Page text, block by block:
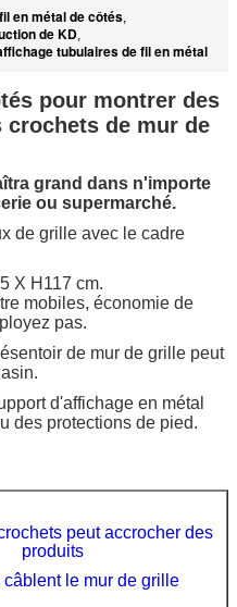
en métal de côtés,
de KD,
tubulaires de fil en métal
pour montrer des
crochets de mur de
grand dans n'importe
ou supermarché.
de grille avec le cadre
X H117 cm.
mobiles, économie de
pas.
de mur de grille peut
d'affichage en métal
des protections de pied.
peut accrocher des
produits
câblent le mur de grille